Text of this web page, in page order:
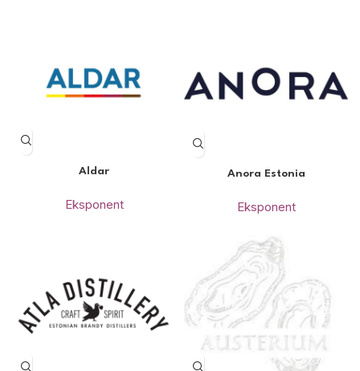
Aldar
Eksponent
Anora Estonia
Eksponent